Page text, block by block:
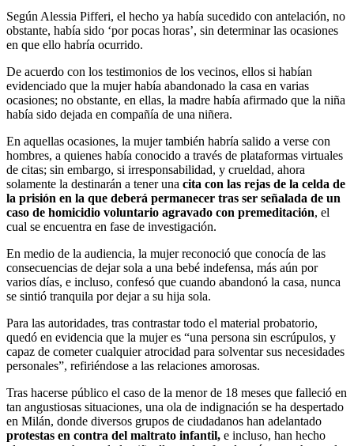
Según Alessia Pifferi, el hecho ya había sucedido con antelación, no
obstante, había sido ‘por pocas horas’, sin determinar las ocasiones
en que ello habría ocurrido.
De acuerdo con los testimonios de los vecinos, ellos si habían
evidenciado que la mujer había abandonado la casa en varias
ocasiones; no obstante, en ellas, la madre había afirmado que la niña
había sido dejada en compañía de una niñera.
En aquellas ocasiones, la mujer también habría salido a verse con
hombres, a quienes había conocido a través de plataformas virtuales
de citas; sin embargo, si irresponsabilidad, y crueldad, ahora
solamente la destinarán a tener una cita con las rejas de la celda de
la prisión en la que deberá permanecer tras ser señalada de un
caso de homicidio voluntario agravado con premeditación, el
cual se encuentra en fase de investigación.
En medio de la audiencia, la mujer reconoció que conocía de las
consecuencias de dejar sola a una bebé indefensa, más aún por
varios días, e incluso, confesó que cuando abandonó la casa, nunca
se sintió tranquila por dejar a su hija sola.
Para las autoridades, tras contrastar todo el material probatorio,
quedó en evidencia que la mujer es “una persona sin escrúpulos, y
capaz de cometer cualquier atrocidad para solventar sus necesidades
personales”, refiriéndose a las relaciones amorosas.
Tras hacerse público el caso de la menor de 18 meses que falleció en
tan angustiosas situaciones, una ola de indignación se ha despertado
en Milán, donde diversos grupos de ciudadanos han adelantado
protestas en contra del maltrato infantil, e incluso, han hecho